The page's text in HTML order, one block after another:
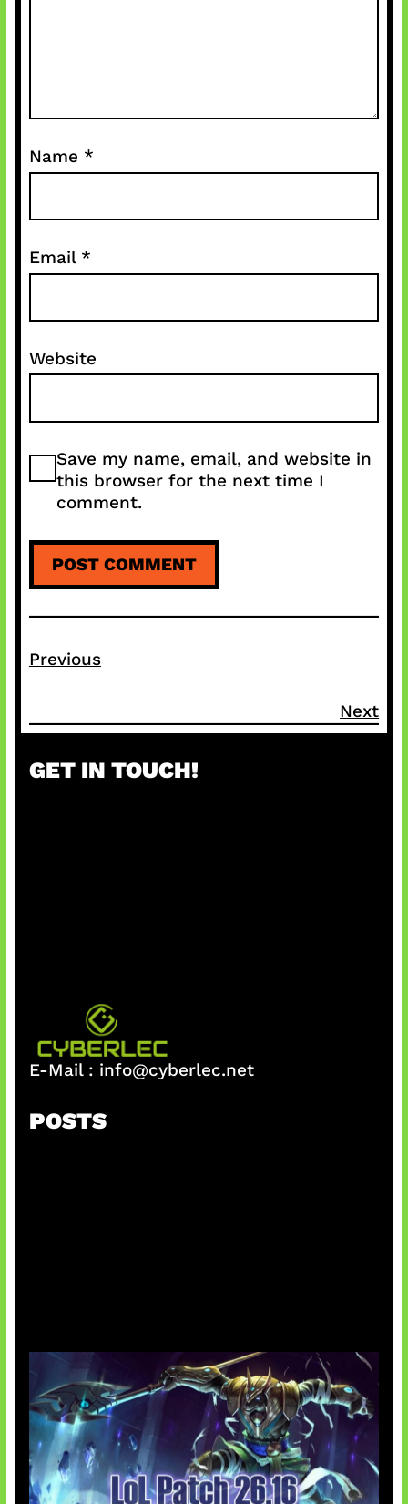
Name *
Email *
Website
Save my name, email, and website in
this browser for the next time I
comment.
Previous
Next
GET IN TOUCH!
E-Mail : info@cyberlec.net
POSTS